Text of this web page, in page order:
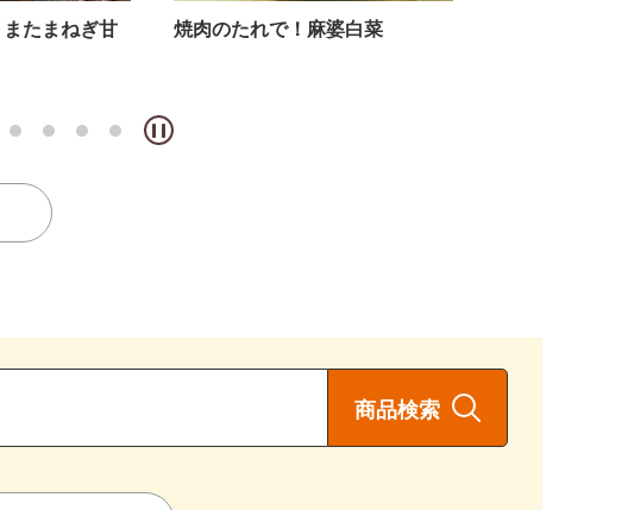
焼肉のたれで！麻婆白菜
商品検索